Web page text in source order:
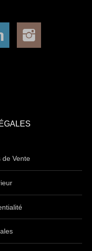
de Vente